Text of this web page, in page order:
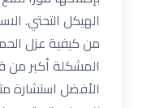
الهيكل التحتي.
من كيفية عزل
المشكلة أكبر من
الأفضل استشارة